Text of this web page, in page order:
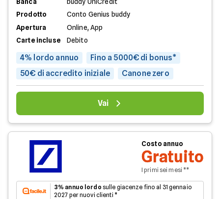
Prodotto
Conto Genius buddy
Apertura
Online, App
Carte incluse
Debito
4% lordo annuo
Fino a 5000€ di bonus*
50€ di accredito iniziale
Canone zero
Vai
Costo annuo
Gratuito
I primi sei mesi **
3% annuo lordo sulle giacenze fino al 31 gennaio
2027 per nuovi clienti *